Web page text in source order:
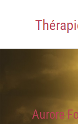
Aurore